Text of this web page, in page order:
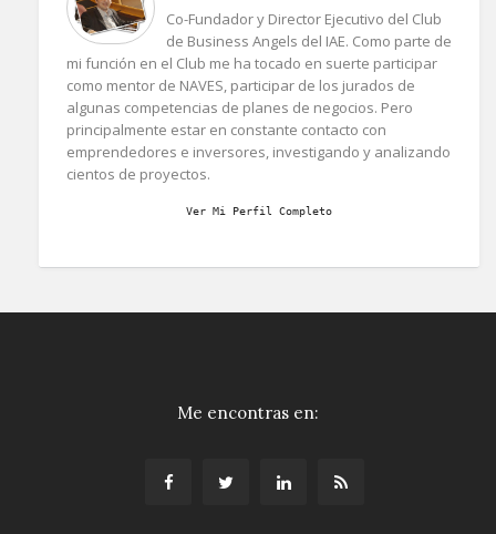
Co-Fundador y Director Ejecutivo del Club
de Business Angels del IAE. Como parte de
mi función en el Club me ha tocado en suerte participar
como mentor de NAVES, participar de los jurados de
algunas competencias de planes de negocios. Pero
principalmente estar en constante contacto con
emprendedores e inversores, investigando y analizando
cientos de proyectos.
Ver Mi Perfil Completo
Me encontras en: